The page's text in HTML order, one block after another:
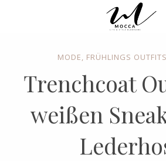
MODE, FRÜHLINGS OUTFITS
Trenchcoat
weißen